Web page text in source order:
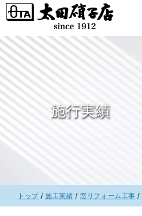
このページの本文へ
施行実績
現
在
トップ/施工実績 / 窓リフォーム工事 /